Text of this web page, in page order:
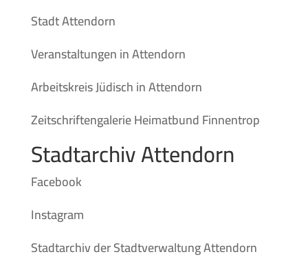
Stadt Attendorn
Veranstaltungen in Attendorn
Arbeitskreis Jüdisch in Attendorn
Zeitschriftengalerie Heimatbund Finnentrop
Stadtarchiv Attendorn
Facebook
Instagram
Stadtarchiv der Stadtverwaltung Attendorn